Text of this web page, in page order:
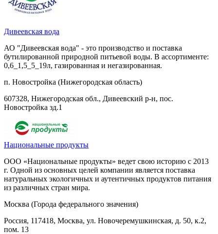
Дивеевская вода
АО "Дивеевская вода" - это производство и поставка
бутилированной природной питьевой воды. В ассортименте:
0,6_1,5_5_19л, газированная и негазированная.
п. Новостройка (Нижегородская область)
607328, Нижегородская обл., Дивеевский р-н, пос.
Новостройка зд.1
Национальные продукты
ООО «Национальные продукты» ведет свою историю с 2013
г. Одной из основных целей компании является поставка
натуральных экологичных и аутентичных продуктов питания
из различных стран мира.
Москва (Города федерального значения)
Россия, 117418, Москва, ул. Новочеремушкинская, д. 50, к.2,
пом. 13